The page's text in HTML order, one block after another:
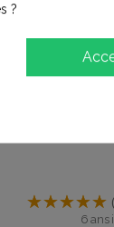
5 ans
6 ans
?